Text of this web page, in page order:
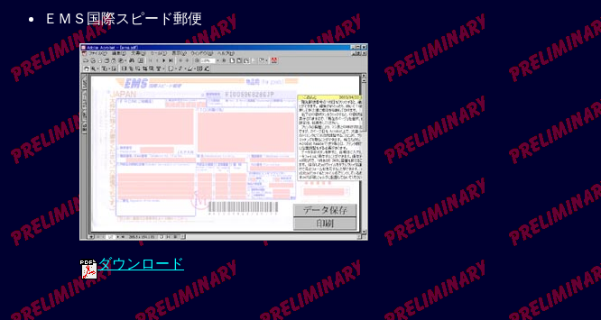
ＥＭＳ国際スピード郵便
ダウンロード